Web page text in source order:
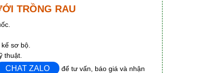
TRỒNG RAU
sơ bộ.
thuật.
CHAT ZALO để tư vấn, báo giá và nhận